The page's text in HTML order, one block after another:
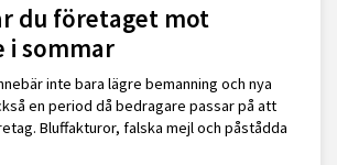
du företaget mot
i sommar
inte bara lägre bemanning och nya
en period då bedragare passar på att
Bluffakturor, falska mejl och påstådda